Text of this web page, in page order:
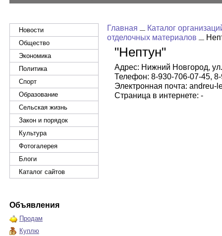
Новости
Общество
Экономика
Политика
Спорт
Образование
Сельская жизнь
Закон и порядок
Культура
Фотогалерея
Блоги
Каталог сайтов
Объявления
Продам
Куплю
Главная
Каталог
отделочных материалов
"Нептун"
Адрес: Нижний Новгород,
Телефон: 8-930-706-07-45,
Электронная почта: andreu-
Страница в интернете: -